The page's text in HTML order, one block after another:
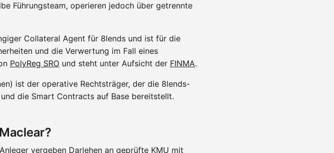
Führungsteam, operieren jedoch über getrennte
Collateral Agent für 8lends und ist für die
und die Verwertung im Fall eines
PolyReg SRO und steht unter Aufsicht der FINMA.
ist der operative Rechtsträger, der die 8lends-
die Smart Contracts auf Base bereitstellt.
vergeben Darlehen an geprüfte KMU mit